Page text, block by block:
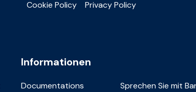
Cookie Policy Privacy Policy
Informationen
Documentations
Sprechen Sie mit